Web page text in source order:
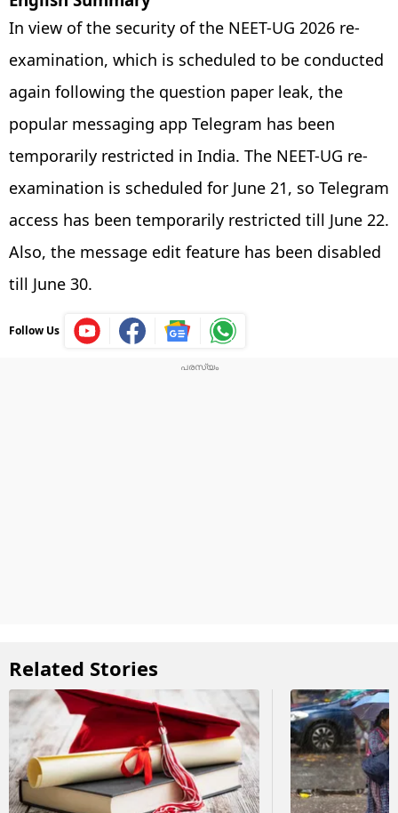
In view of the security of the NEET-UG 2026 re-
examination, which is scheduled to be conducted
again following the question paper leak, the
popular messaging app Telegram has been
temporarily restricted in India. The NEET-UG re-
examination is scheduled for June 21, so Telegram
access has been temporarily restricted till June 22.
Also, the message edit feature has been disabled
till June 30.
Follow Us
Related Stories